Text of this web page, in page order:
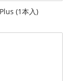
(1本入)